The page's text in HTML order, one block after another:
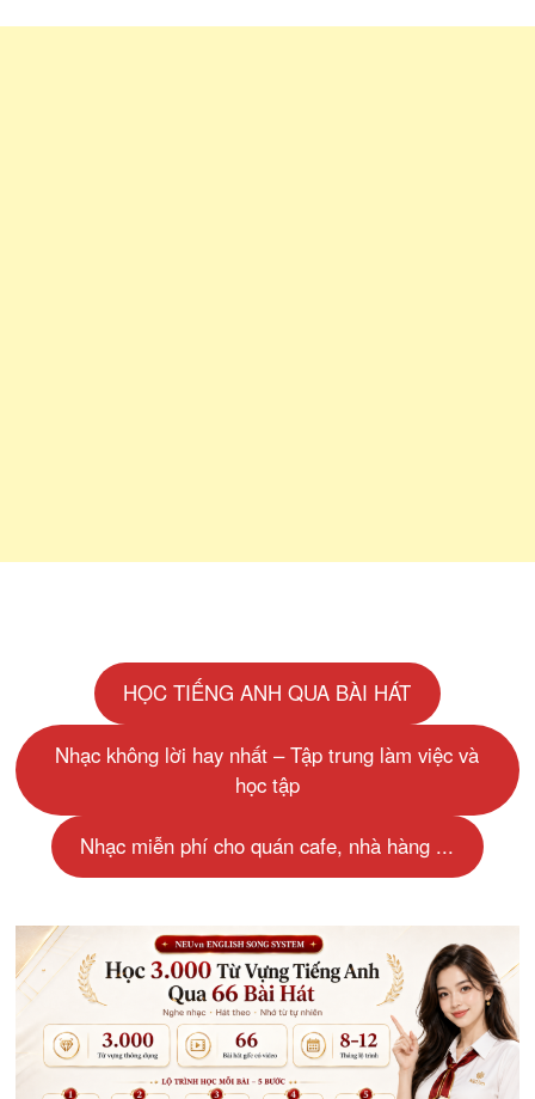
HỌC TIẾNG ANH QUA BÀI HÁT
Nhạc không lời hay nhất – Tập trung làm việc và
học tập
Nhạc miễn phí cho quán cafe, nhà hàng ...